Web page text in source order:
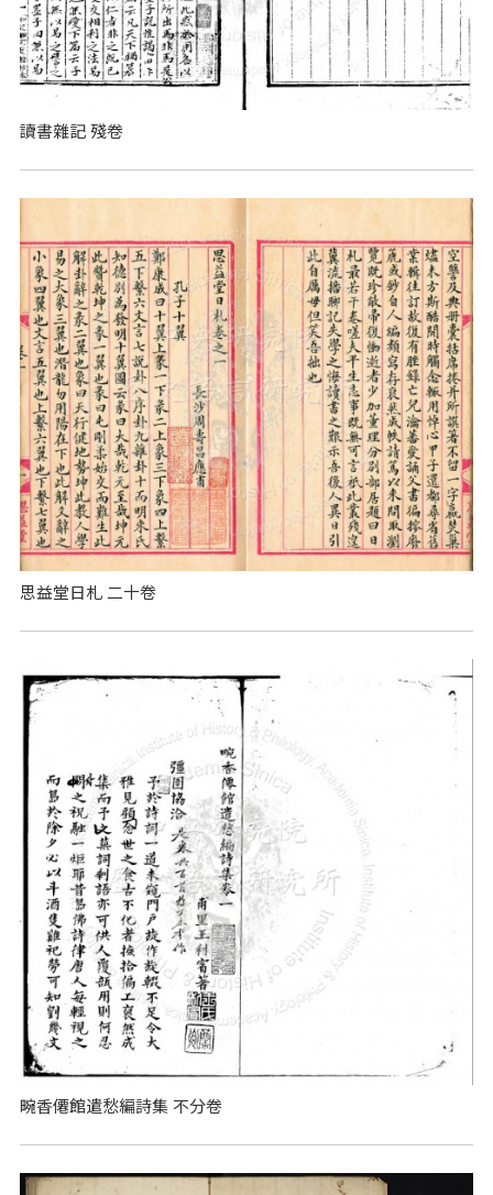
讀書雜記 殘卷
思益堂日札 二十卷
畹香僊館遣愁編詩集 不分卷